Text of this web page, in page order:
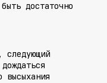
достаточно
следующий
высыхания